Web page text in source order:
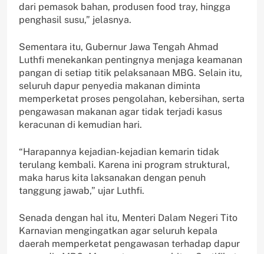
dari pemasok bahan, produsen food tray, hingga
penghasil susu,” jelasnya.
Sementara itu, Gubernur Jawa Tengah Ahmad
Luthfi menekankan pentingnya menjaga keamanan
pangan di setiap titik pelaksanaan MBG. Selain itu,
seluruh dapur penyedia makanan diminta
memperketat proses pengolahan, kebersihan, serta
pengawasan makanan agar tidak terjadi kasus
keracunan di kemudian hari.
“Harapannya kejadian-kejadian kemarin tidak
terulang kembali. Karena ini program struktural,
maka harus kita laksanakan dengan penuh
tanggung jawab,” ujar Luthfi.
Senada dengan hal itu, Menteri Dalam Negeri Tito
Karnavian mengingatkan agar seluruh kepala
daerah memperketat pengawasan terhadap dapur